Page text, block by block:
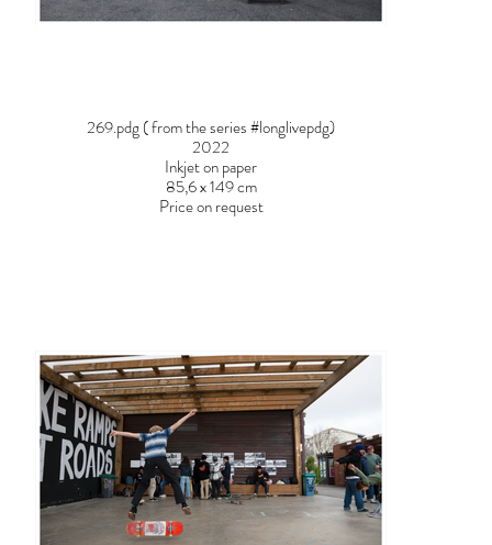
269.pdg ( from the series #longlivepdg)
2022
Inkjet on paper
85,6 x 149 cm
Price on request